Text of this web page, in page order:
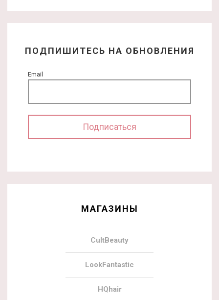
ПОДПИШИТЕСЬ НА ОБНОВЛЕНИЯ
Email
МАГАЗИНЫ
CultBeauty
LookFantastic
HQhair